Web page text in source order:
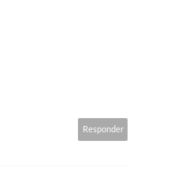
Responder